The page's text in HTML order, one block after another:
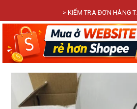
> KIỂM TRA ĐƠN HÀNG